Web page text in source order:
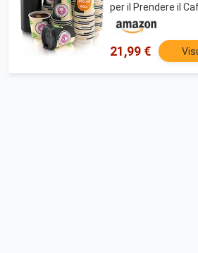
per il Prendere il
Calde e Fredde
21,99 €